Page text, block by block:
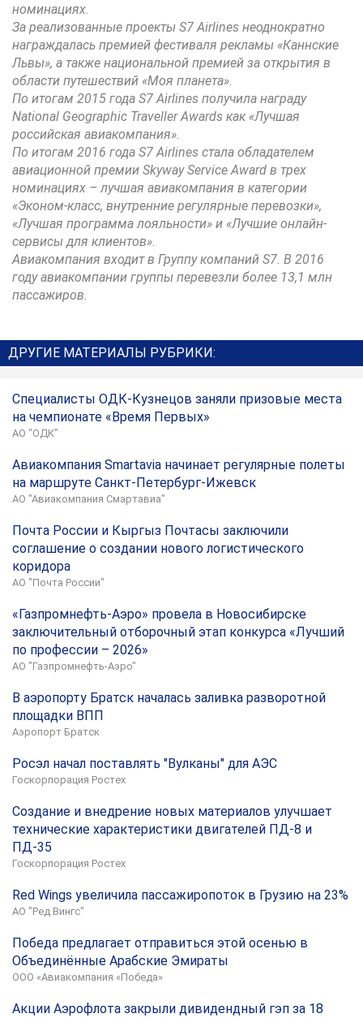
номинациях.
За реализованные проекты S7 Airlines неоднократно
награждалась премией фестиваля рекламы «Каннские
Львы», а также национальной премией за открытия в
области путешествий «Моя планета».
По итогам 2015 года S7 Airlines получила награду
National Geographic Traveller Awards как «Лучшая
российская авиакомпания».
По итогам 2016 года S7 Airlines cтала обладателем
авиационной премии Skyway Service Award в трех
номинациях – лучшая авиакомпания в категории
«Эконом-класс, внутренние регулярные перевозки»,
«Лучшая программа лояльности» и «Лучшие онлайн-
сервисы для клиентов».
Авиакомпания входит в Группу компаний S7. В 2016
году авиакомпании группы перевезли более 13,1 млн
пассажиров.
ДРУГИЕ МАТЕРИАЛЫ РУБРИКИ:
Специалисты ОДК-Кузнецов заняли призовые места
на чемпионате «Время Первых»
АО "ОДК"
Авиакомпания Smartavia начинает регулярные полеты
на маршруте Санкт-Петербург-Ижевск
АО "Авиакомпания Смартавиа"
Почта России и Кыргыз Почтасы заключили
соглашение о создании нового логистического
коридора
АО "Почта России"
«Газпромнефть-Аэро» провела в Новосибирске
заключительный отборочный этап конкурса «Лучший
по профессии – 2026»
АО "Газпромнефть-Аэро"
В аэропорту Братск началась заливка разворотной
площадки ВПП
Аэропорт Братск
Росэл начал поставлять "Вулканы" для АЭС
Госкорпорация Ростех
Создание и внедрение новых материалов улучшает
технические характеристики двигателей ПД-8 и
ПД-35
Госкорпорация Ростех
Red Wings увеличила пассажиропоток в Грузию на 23%
АО "Ред Вингс"
Победа предлагает отправиться этой осенью в
Объединённые Арабские Эмираты
ООО «Авиакомпания «Победа»
Акции Аэрофлота закрыли дивидендный гэп за 18